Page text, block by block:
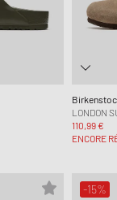
LONDON
110,99 €
ENCORE
-15%